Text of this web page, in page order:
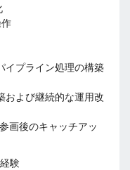
イプライン処理の構築
および継続的な運用改
画後のキャッチアッ
験